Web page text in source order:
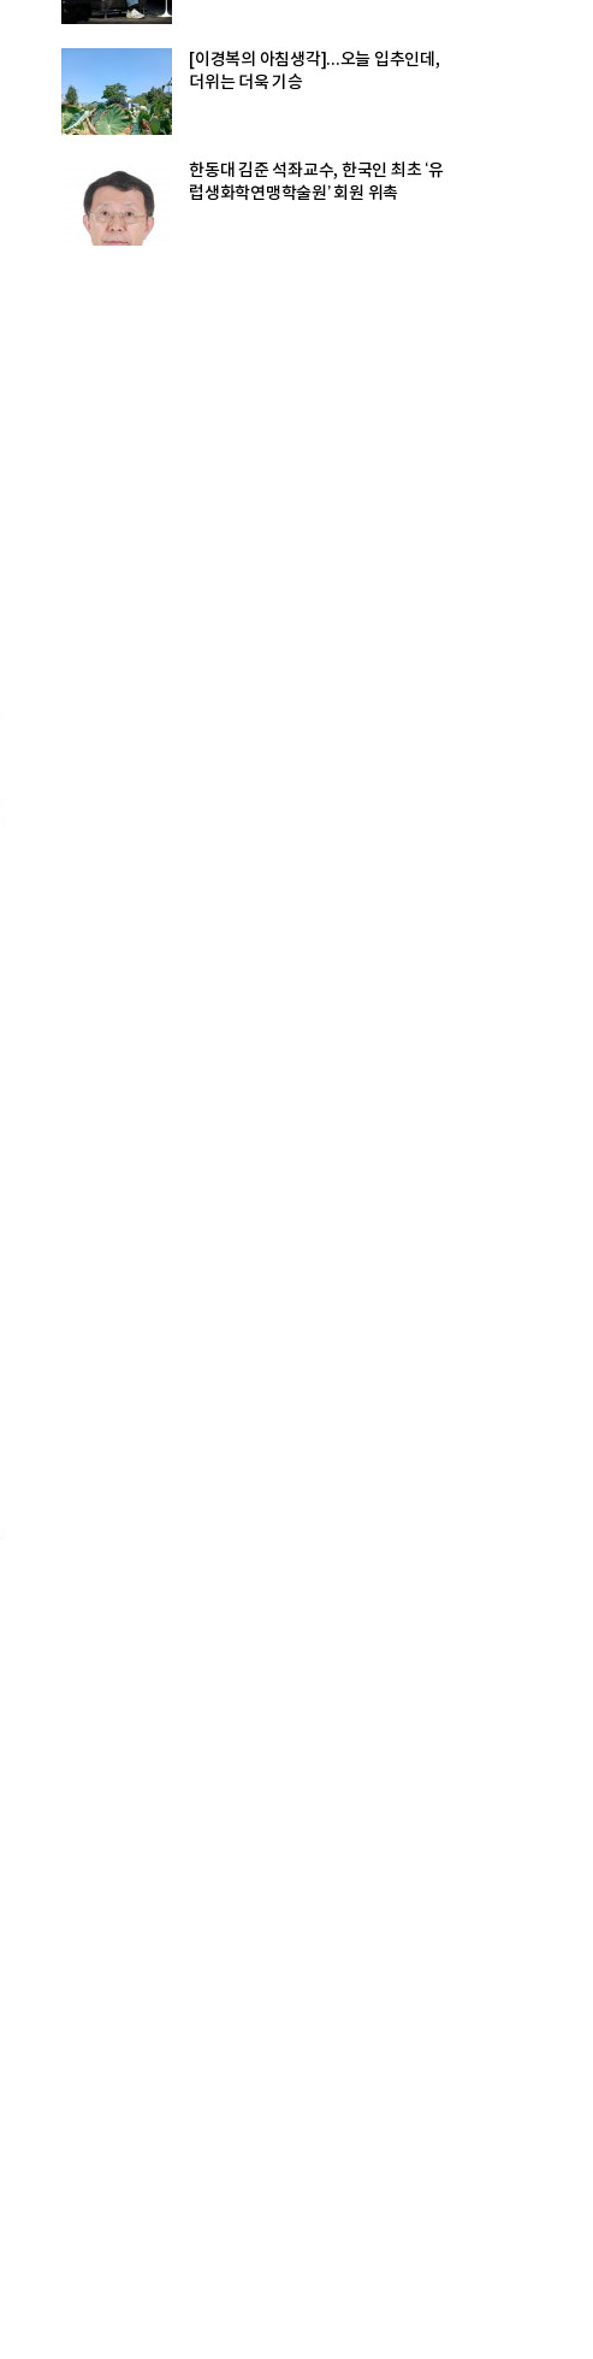
[이경복의 아침생각]...오늘 입추인데,
더위는 더욱 기승
한동대 김준 석좌교수, 한국인 최초 ‘유
럽생화학연맹학술원’ 회원 위촉